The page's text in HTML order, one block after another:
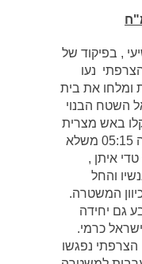
, בפיקוד של
נעו
מצריות ומלחו את בית
השטח הבנוי
באש מצרית
כבדה שגרמה לנפגעים. בשעה 05:15 משלא
איתן ,
והחל
המשטרה.
גם יחידה
כרמי.
הצרפתי נפגשו